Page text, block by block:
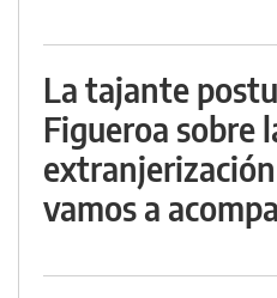
La tajante
Figueroa sobre
vamos a